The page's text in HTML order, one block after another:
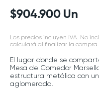
$904.900 Un
Los precios incluyen IVA. No
calculará al finalizar la compra.
El lugar donde se
Mesa de Comedor
estructura metálica con
aglomerada.